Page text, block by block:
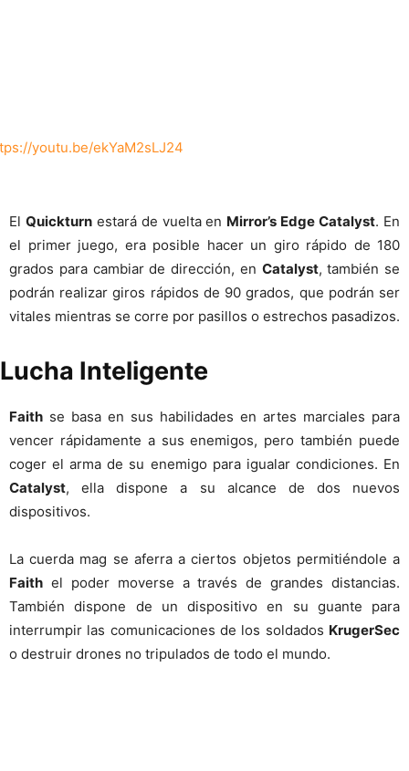
youtu.be/ekYaM2sLJ24
El Quickturnestará de vuelta en Mirror’s Edge Catalyst. En
el primer juego, era posible hacer un giro rápido de 180
grados para cambiar de dirección, en Catalyst, también se
podrán realizar giros rápidos de 90 grados, que podrán ser
vitales mientras se corre por pasillos o estrechos pasadizos.
Lucha Inteligente
Faith se basa en sus habilidades en artes marciales para
vencer rápidamente a sus enemigos, pero también puede
coger el arma de su enemigo para igualar condiciones. En
Catalyst, ella dispone a su alcance de dos nuevos
dispositivos.
La cuerda mag se aferra a ciertos objetos permitiéndole a
Faith el poder moverse a través de grandes distancias.
También dispone de un dispositivo en su guante para
interrumpir las comunicaciones de los soldados KrugerSec
o destruir drones no tripulados de todo el mundo.